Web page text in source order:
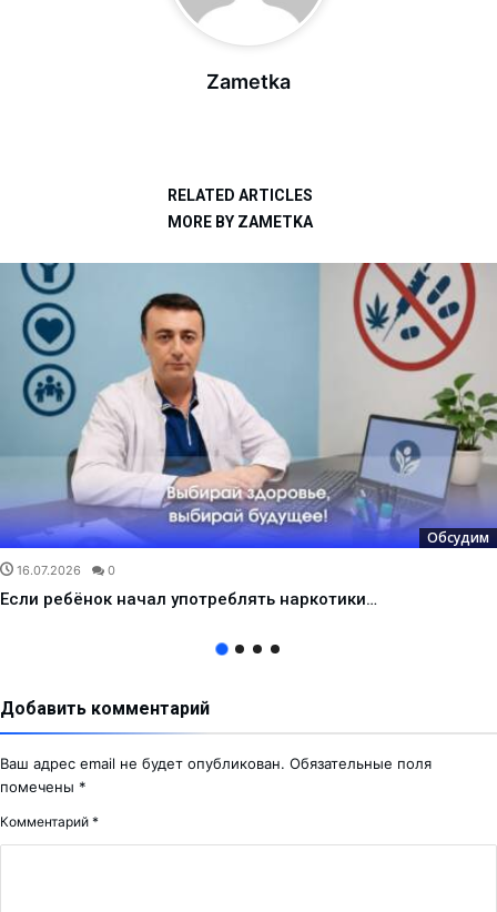
Zametka
RELATED ARTICLES
MORE BY ZAMETKA
Обсудим
16.07.2026 0
Если ребёнок начал употреблять наркотики…
Добавить комментарий
Ваш адрес email не будет опубликован. Обязательные поля
помечены *
Комментарий *